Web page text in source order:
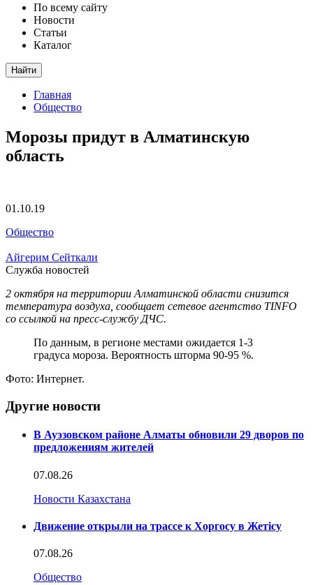
По всему сайту
Новости
Статьи
Каталог
Найти
Главная
Общество
Морозы придут в Алматинскую
область
01.10.19
Общество
Айгерим Сейткали
Служба новостей
2 октября на территории Алматинской области снизится
температура воздуха, сообщает сетевое агентство TINFO
со ссылкой на пресс-службу ДЧС.
По данным, в регионе местами ожидается 1-3
градуса мороза. Вероятность шторма 90-95 %.
Фото: Интернет.
Другие новости
В Ауэзовском районе Алматы обновили 29 дворов по
предложениям жителей
07.08.26
Новости Казахстана
Движение открыли на трассе к Хоргосу в Жетісу
07.08.26
Общество